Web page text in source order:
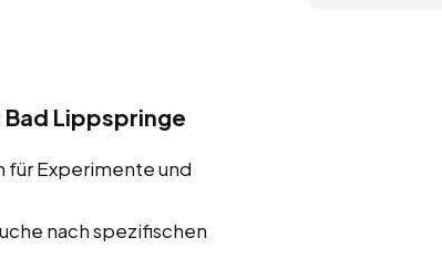
Lippspringe
für Experimente und
nach spezifischen